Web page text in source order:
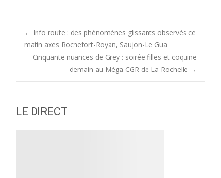
Post
navigation
← Info route : des phénomènes glissants observés ce
matin axes Rochefort-Royan, Saujon-Le Gua
Cinquante nuances de Grey : soirée filles et coquine
demain au Méga CGR de La Rochelle →
LE DIRECT